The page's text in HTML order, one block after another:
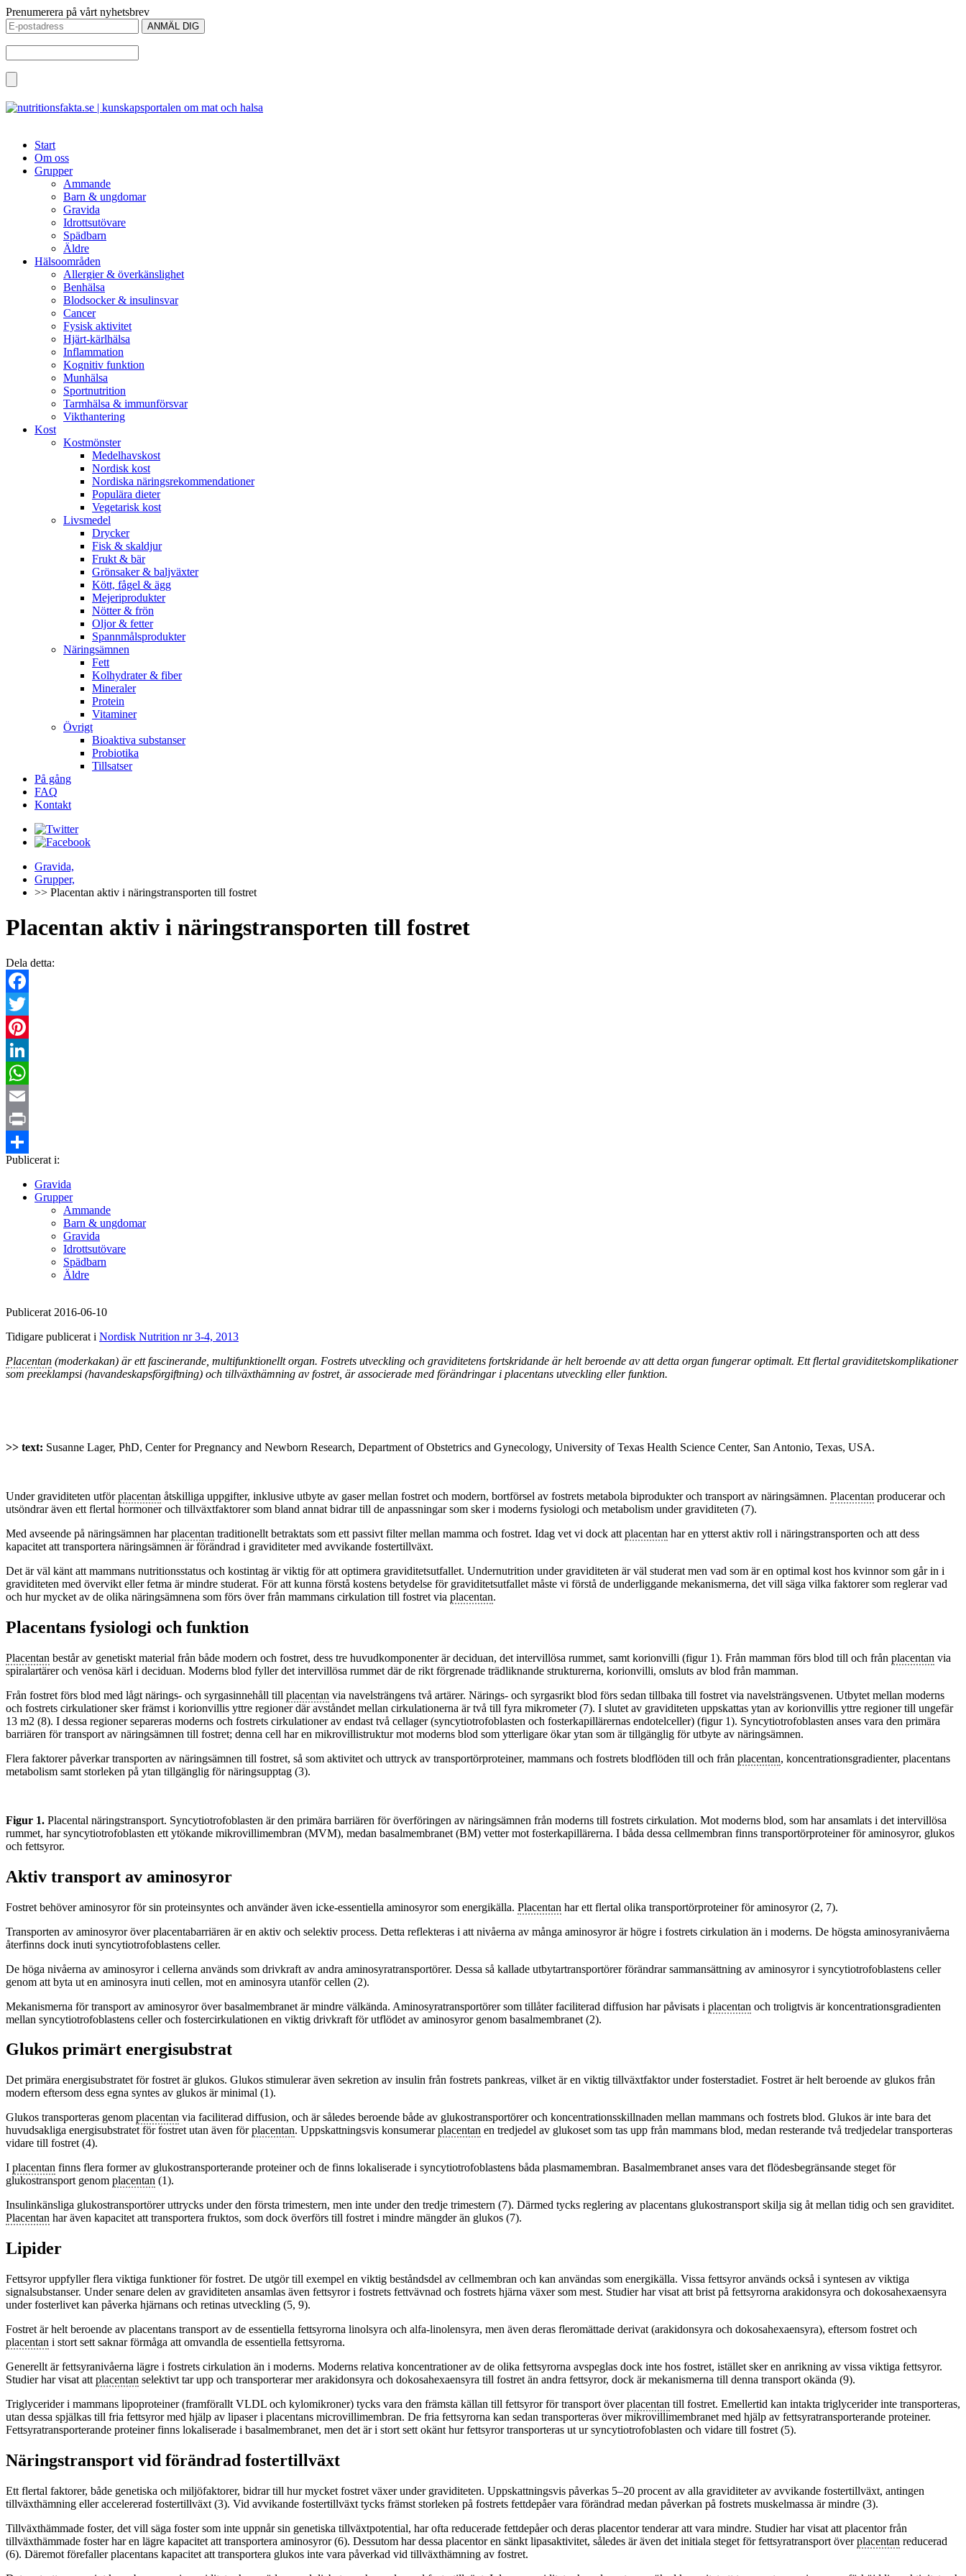
Prenumerera på vårt nyhetsbrev
Start
Om oss
Grupper
Ammande
Barn & ungdomar
Gravida
Idrottsutövare
Spädbarn
Äldre
Hälsoområden
Allergier & överkänslighet
Benhälsa
Blodsocker & insulinsvar
Cancer
Fysisk aktivitet
Hjärt-kärlhälsa
Inflammation
Kognitiv funktion
Munhälsa
Sportnutrition
Tarmhälsa & immunförsvar
Vikthantering
Kost
Kostmönster
Medelhavskost
Nordisk kost
Nordiska näringsrekommendationer
Populära dieter
Vegetarisk kost
Livsmedel
Drycker
Fisk & skaldjur
Frukt & bär
Grönsaker & baljväxter
Kött, fågel & ägg
Mejeriprodukter
Nötter & frön
Oljor & fetter
Spannmålsprodukter
Näringsämnen
Fett
Kolhydrater & fiber
Mineraler
Protein
Vitaminer
Övrigt
Bioaktiva substanser
Probiotika
Tillsatser
På gång
FAQ
Kontakt
Gravida,
Grupper,
>> Placentan aktiv i näringstransporten till fostret
Placentan aktiv i näringstransporten till fostret
Dela detta:
Facebook
Twitter
Pinterest
LinkedIn
WhatsApp
Email
Print
Dela
Publicerat i:
Gravida
Grupper
Ammande
Barn & ungdomar
Gravida
Idrottsutövare
Spädbarn
Äldre
Publicerat 2016-06-10
Tidigare publicerat i Nordisk Nutrition nr 3-4, 2013
Placentan (moderkakan) är ett fascinerande, multifunktionellt organ. Fostrets utveckling och graviditetens fortskridande är helt beroende av att detta organ fungerar optimalt. Ett flertal graviditetskomplikationer
som preeklampsi (havandeskapsförgiftning) och tillväxthämning av fostret, är associerade med förändringar i placentans utveckling eller funktion.
>> text: Susanne Lager, PhD, Center for Pregnancy and Newborn Research, Department of Obstetrics and Gynecology, University of Texas Health Science Center, San Antonio, Texas, USA.
Under graviditeten utförplacentan åtskilliga uppgifter, inklusive utbyte av gaser mellan fostret och modern, bortförsel av fostrets metabola biprodukter och transport av näringsämnen. Placentan producerar och
utsöndrar även ett flertal hormoner och tillväxtfaktorer som bland annat bidrar till de anpassningar som sker i moderns fysiologi och metabolism under graviditeten (7).
Med avseende på näringsämnen harplacentan traditionellt betraktats som ett passivt filter mellan mamma och fostret. Idag vet vi dock att placentan har en ytterst aktiv roll i näringstransporten och att dess
kapacitet att transportera näringsämnen är förändrad i graviditeter med avvikande fostertillväxt.
Det är väl känt att mammans nutritionsstatus och kostintag är viktig för att optimera graviditetsutfallet. Undernutrition under graviditeten är väl studerat men vad som är en optimal kost hos kvinnor som går in i
graviditeten med övervikt eller fetma är mindre studerat. För att kunna förstå kostens betydelse för graviditetsutfallet måste vi förstå de underliggande mekanismerna, det vill säga vilka faktorer som reglerar vad
och hur mycket av de olika näringsämnena som förs över från mammans cirkulation till fostret via placentan.
Placentans fysiologi och funktion
Placentan består av genetiskt material från både modern och fostret, dess tre huvudkomponenter är deciduan, det intervillösa rummet, samt korionvilli (figur 1). Från mamman förs blod till och från placentan via
spiralartärer och venösa kärl i deciduan. Moderns blod fyller det intervillösa rummet där de rikt förgrenade trädliknande strukturerna, korionvilli, omsluts av blod från mamman.
Från fostret förs blod med lågt närings- och syrgasinnehåll till placentan via navelsträngens två artärer. Närings- och syrgasrikt blod förs sedan tillbaka till fostret via navelsträngsvenen. Utbytet mellan moderns
och fostrets cirkulationer sker främst i korionvillis yttre regioner där avståndet mellan cirkulationerna är två till fyra mikrometer (7). I slutet av graviditeten uppskattas ytan av korionvillis yttre regioner till ungefär
13 m2 (8). I dessa regioner separeras moderns och fostrets cirkulationer av endast två cellager (syncytiotrofoblasten och fosterkapillärernas endotelceller) (figur 1). Syncytiotrofoblasten anses vara den primära
barriären för transport av näringsämnen till fostret; denna cell har en mikrovillistruktur mot moderns blod som ytterligare ökar ytan som är tillgänglig för utbyte av näringsämnen.
Flera faktorer påverkar transporten av näringsämnen till fostret, så som aktivitet och uttryck av transportörproteiner, mammans och fostrets blodflöden till och från placentan, koncentrationsgradienter, placentans
metabolism samt storleken på ytan tillgänglig för näringsupptag (3).
Figur 1. Placental näringstransport. Syncytiotrofoblasten är den primära barriären för överföringen av näringsämnen från moderns till fostrets cirkulation. Mot moderns blod, som har ansamlats i det intervillösa
rummet, har syncytiotrofoblasten ett ytökande mikrovillimembran (MVM), medan basalmembranet (BM) vetter mot fosterkapillärerna. I båda dessa cellmembran finns transportörproteiner för aminosyror, glukos
och fettsyror.
Aktiv transport av aminosyror
Fostret behöver aminosyror för sin proteinsyntes och använder även icke-essentiella aminosyror som energikälla. Placentan har ett flertal olika transportörproteiner för aminosyror (2, 7).
Transporten av aminosyror över placentabarriären är en aktiv och selektiv process. Detta reflekteras i att nivåerna av många aminosyror är högre i fostrets cirkulation än i moderns. De högsta aminosyranivåerna
återfinns dock inuti syncytiotrofoblastens celler.
De höga nivåerna av aminosyror i cellerna används som drivkraft av andra aminosyratransportörer. Dessa så kallade utbytartransportörer förändrar sammansättning av aminosyror i syncytiotrofoblastens celler
genom att byta ut en aminosyra inuti cellen, mot en aminosyra utanför cellen (2).
Mekanismerna för transport av aminosyror över basalmembranet är mindre välkända. Aminosyratransportörer som tillåter faciliterad diffusion har påvisats i placentan och troligtvis är koncentrationsgradienten
mellan syncytiotrofoblastens celler och fostercirkulationen en viktig drivkraft för utflödet av aminosyror genom basalmembranet (2).
Glukos primärt energisubstrat
Det primära energisubstratet för fostret är glukos. Glukos stimulerar även sekretion av insulin från fostrets pankreas, vilket är en viktig tillväxtfaktor under fosterstadiet. Fostret är helt beroende av glukos från
modern eftersom dess egna syntes av glukos är minimal (1).
Glukos transporteras genom placentan via faciliterad diffusion, och är således beroende både av glukostransportörer och koncentrationsskillnaden mellan mammans och fostrets blod. Glukos är inte bara det
huvudsakliga energisubstratet för fostret utan även förplacentan. Uppskattningsvis konsumerarplacentan en tredjedel av glukoset som tas upp från mammans blod, medan resterande två tredjedelar transporteras
vidare till fostret (4).
I placentan finns flera former av glukostransporterande proteiner och de finns lokaliserade i syncytiotrofoblastens båda plasmamembran. Basalmembranet anses vara det flödesbegränsande steget för
glukostransport genom placentan (1).
Insulinkänsliga glukostransportörer uttrycks under den första trimestern, men inte under den tredje trimestern (7). Därmed tycks reglering av placentans glukostransport skilja sig åt mellan tidig och sen graviditet.
Placentan har även kapacitet att transportera fruktos, som dock överförs till fostret i mindre mängder än glukos (7).
Lipider
Fettsyror uppfyller flera viktiga funktioner för fostret. De utgör till exempel en viktig beståndsdel av cellmembran och kan användas som energikälla. Vissa fettsyror används också i syntesen av viktiga
signalsubstanser. Under senare delen av graviditeten ansamlas även fettsyror i fostrets fettvävnad och fostrets hjärna växer som mest. Studier har visat att brist på fettsyrorna arakidonsyra och dokosahexaensyra
under fosterlivet kan påverka hjärnans och retinas utveckling (5, 9).
Fostret är helt beroende av placentans transport av de essentiella fettsyrorna linolsyra och alfa-linolensyra, men även deras fleromättade derivat (arakidonsyra och dokosahexaensyra), eftersom fostret och
placentan i stort sett saknar förmåga att omvandla de essentiella fettsyrorna.
Generellt är fettsyranivåerna lägre i fostrets cirkulation än i moderns. Moderns relativa koncentrationer av de olika fettsyrorna avspeglas dock inte hos fostret, istället sker en anrikning av vissa viktiga fettsyror.
Studier har visat att placentan selektivt tar upp och transporterar mer arakidonsyra och dokosahexaensyra till fostret än andra fettsyror, dock är mekanismerna till denna transport okända (9).
Triglycerider i mammans lipoproteiner (framförallt VLDL och kylomikroner) tycks vara den främsta källan till fettsyror för transport överplacentan till fostret. Emellertid kan intakta triglycerider inte transporteras,
utan dessa spjälkas till fria fettsyror med hjälp av lipaser i placentans microvillimembran. De fria fettsyrorna kan sedan transporteras över mikrovillimembranet med hjälp av fettsyratransporterande proteiner.
Fettsyratransporterande proteiner finns lokaliserade i basalmembranet, men det är i stort sett okänt hur fettsyror transporteras ut ur syncytiotrofoblasten och vidare till fostret (5).
Näringstransport vid förändrad fostertillväxt
Ett flertal faktorer, både genetiska och miljöfaktorer, bidrar till hur mycket fostret växer under graviditeten. Uppskattningsvis påverkas 5–20 procent av alla graviditeter av avvikande fostertillväxt, antingen
tillväxthämning eller accelererad fostertillväxt (3). Vid avvikande fostertillväxt tycks främst storleken på fostrets fettdepåer vara förändrad medan påverkan på fostrets muskelmassa är mindre (3).
Tillväxthämmade foster, det vill säga foster som inte uppnår sin genetiska tillväxtpotential, har ofta reducerade fettdepåer och deras placentor tenderar att vara mindre. Studier har visat att placentor från
tillväxthämmade foster har en lägre kapacitet att transportera aminosyror (6). Dessutom har dessa placentor en sänkt lipasaktivitet, således är även det initiala steget för fettsyratransport överplacentan reducerad
(6). Däremot förefaller placentans kapacitet att transportera glukos inte vara påverkad vid tillväxthämning av fostret.